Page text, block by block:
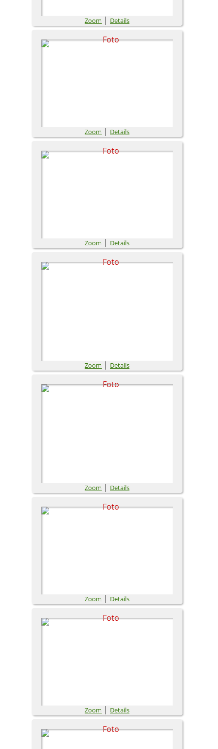
Zoom | Details
Zoom | Details
Zoom | Details
Zoom | Details
Zoom | Details
Zoom | Details
Zoom | Details